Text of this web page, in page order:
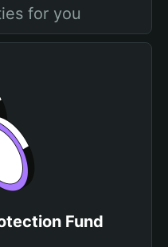
for you
Fund